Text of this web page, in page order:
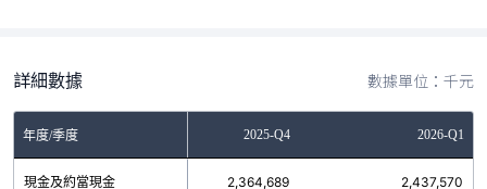
詳細數據 數據單位：千元
年度/季度2025-Q3 2025-Q4 2026-Q1
現金及約當現金
2,782,105 2,364,689 2,437,570